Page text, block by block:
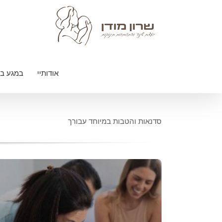
אודותיי במגע
סדנאות והטבות במיוחד עבורך
סדנת ליווי התפתחותי
סדנת ליווי התפתחותי לאם ולתינוק